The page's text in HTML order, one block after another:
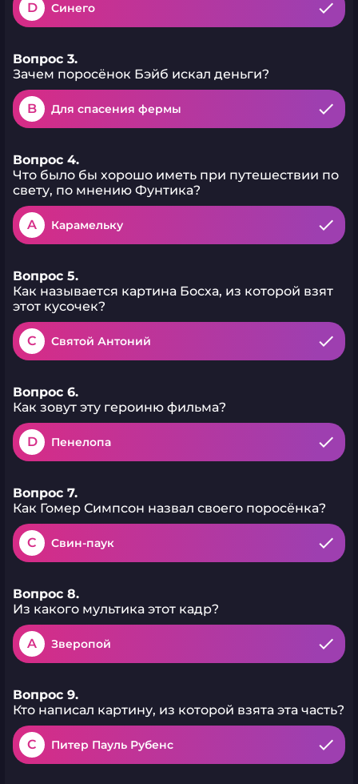
D Синего
Вопрос 3.
Зачем поросёнок Бэйб искал деньги?
B Для спасения фермы
Вопрос 4.
Что было бы хорошо иметь при путешествии по
свету, по мнению Фунтика?
A Карамельку
Вопрос 5.
Как называется картина Босха, из которой взят
этот кусочек?
C Святой Антоний
Вопрос 6.
Как зовут эту героиню фильма?
D Пенелопа
Вопрос 7.
Как Гомер Симпсон назвал своего поросёнка?
C Свин-паук
Вопрос 8.
Из какого мультика этот кадр?
A Зверопой
Вопрос 9.
Кто написал картину, из которой взята эта часть?
C Питер Пауль Рубенс